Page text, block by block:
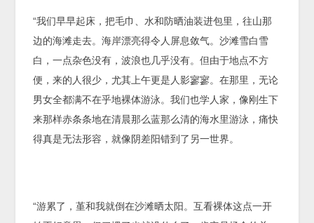
“我们早早起床，把毛巾、水和防晒油装进包里，往山那
边的海滩走去。海岸漂亮得令人屏息敛气。沙滩雪白雪
白，一点杂色没有，波浪也几乎没有。但由于地点不方
便，来的人很少，尤其上午更是人影寥寥。在那里，无论
男女全都满不在乎地裸体游泳。我们也学人家，像刚生下
来那样赤条条地在清晨那么蓝那么清的海水里游泳，痛快
得真是无法形容，就像阴差阳错到了另一世界。
“游累了，堇和我就倒在沙滩晒太阳。互看裸体这点一开